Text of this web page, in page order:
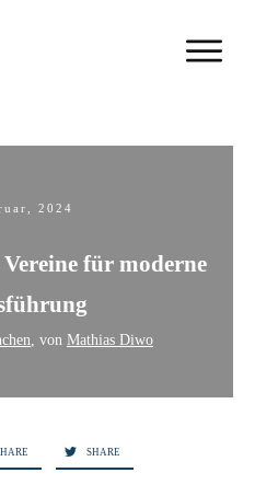
2024
für moderne
, von Mathias Diwo
SHARE